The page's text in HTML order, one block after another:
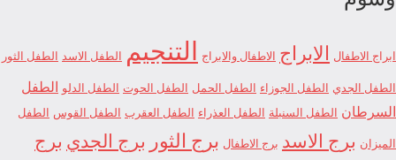
ابراج الاطفال الابراج الاطفال والابراج التنجيم الطفل الاسد الطفل الثور
الطفل الجدي الطفل الجوزاء الطفل الحمل الطفل الحوت الطفل الدلو الطفل
السرطان الطفل السنبلة الطفل العذراء الطفل العقرب الطفل القوس الطفل
الميزان برج الاسد برج الاطفال برج الثور برج الجدي برج